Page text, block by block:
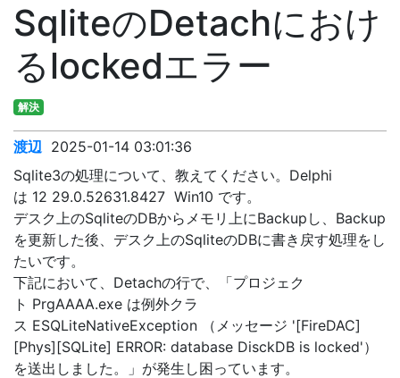
SqliteのDetachにおけ
るlockedエラー
解決
渡辺 2025-01-14 03:01:36
Sqlite3の処理について、教えてください。Delphi
は 12 29.0.52631.8427 Win10 です。
デスク上のSqliteのDBからメモリ上にBackupし、Backup
を更新した後、デスク上のSqliteのDBに書き戻す処理をし
たいです。
下記において、Detachの行で、「プロジェク
ト PrgAAAA.exe は例外クラ
ス ESQLiteNativeException （メッセージ '[FireDAC]
[Phys][SQLite] ERROR: database DisckDB is locked'）
を送出しました。」が発生し困っています。